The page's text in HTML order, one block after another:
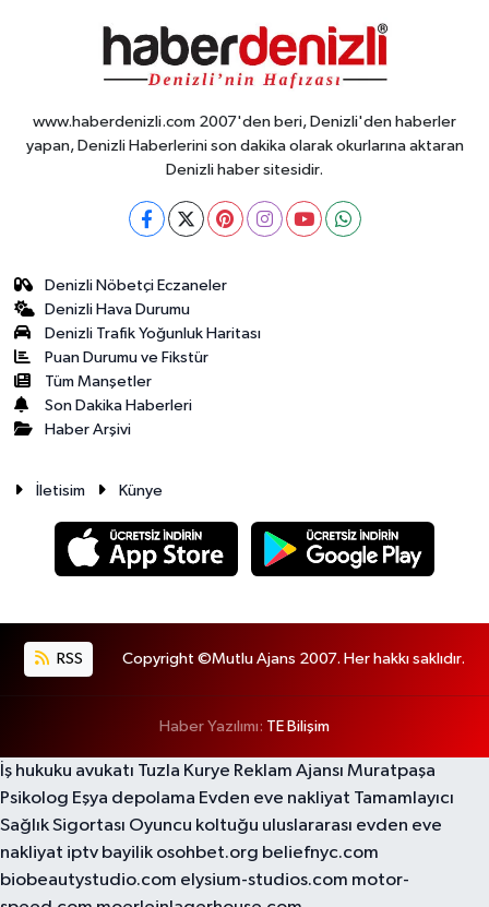
www.haberdenizli.com 2007'den beri, Denizli'den haberler
yapan, Denizli Haberlerini son dakika olarak okurlarına aktaran
Denizli haber sitesidir.
Denizli Nöbetçi Eczaneler
Denizli Hava Durumu
Denizli Trafik Yoğunluk Haritası
Puan Durumu ve Fikstür
Tüm Manşetler
Son Dakika Haberleri
Haber Arşivi
İletisim Künye
RSS Copyright ©Mutlu Ajans 2007. Her hakkı saklıdır.
Haber Yazılımı: TE Bilişim
İş hukuku avukatı Tuzla Kurye Reklam Ajansı Muratpaşa
Psikolog Eşya depolama Evden eve nakliyat Tamamlayıcı
Sağlık Sigortası Oyuncu koltuğu uluslararası evden eve
nakliyat iptv bayilik osohbet.org beliefnyc.com
biobeautystudio.com elysium-studios.com motor-